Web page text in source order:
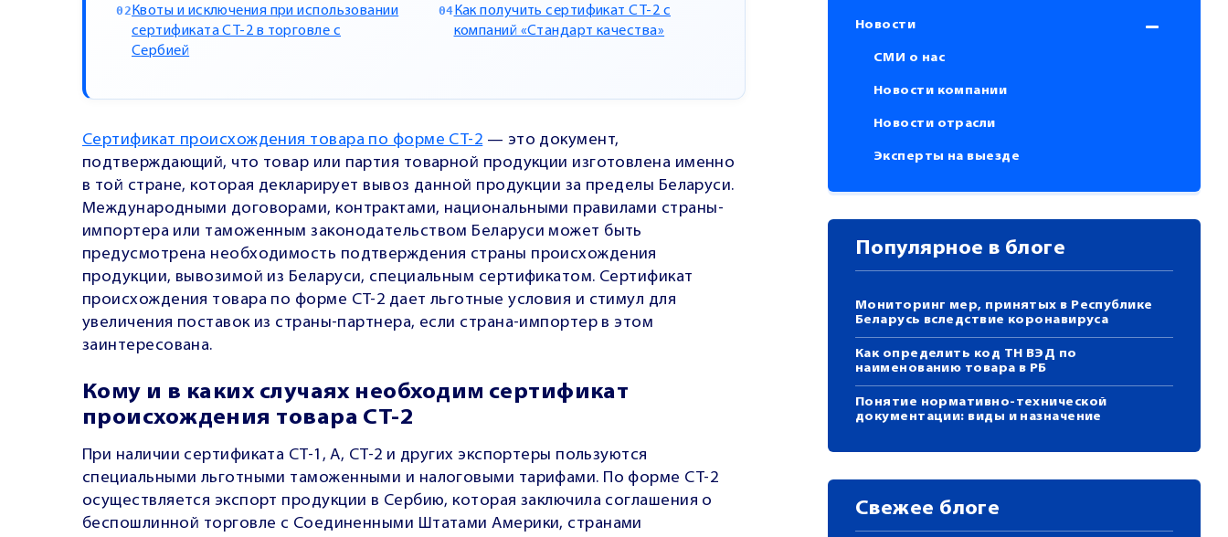
Квоты и исключения при использовании
сертификата СТ-2 в торговле с
Сербией
Как получить сертификат СТ-2 с
компаний «Стандарт качества»
Сертификат происхождения товара по форме СТ-2 — это документ,
подтверждающий, что товар или партия товарной продукции изготовлена именно
в той стране, которая декларирует вывоз данной продукции за пределы Беларуси.
Международными договорами, контрактами, национальными правилами страны-
импортера или таможенным законодательством Беларуси может быть
предусмотрена необходимость подтверждения страны происхождения
продукции, вывозимой из Беларуси, специальным сертификатом. Сертификат
происхождения товара по форме СТ-2 дает льготные условия и стимул для
увеличения поставок из страны-партнера, если страна-импортер в этом
заинтересована.
Кому и в каких случаях необходим сертификат
происхождения товара СТ-2
При наличии сертификата СТ-1, А, СТ-2 и других экспортеры пользуются
специальными льготными таможенными и налоговыми тарифами. По форме СТ-2
осуществляется экспорт продукции в Сербию, которая заключила соглашения о
беспошлинной торговле с Соединенными Штатами Америки, странами
Новости
СМИ о нас
Новости компании
Новости отрасли
Эксперты на выезде
Популярное в блоге
Мониторинг мер, принятых в Республике
Беларусь вследствие коронавируса
Как определить код ТН ВЭД по
наименованию товара в РБ
Понятие нормативно-технической
документации: виды и назначение
Свежее блоге